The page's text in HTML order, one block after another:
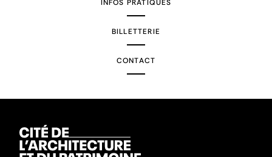
INFOS PRATIQUES
BILLETTERIE
CONTACT